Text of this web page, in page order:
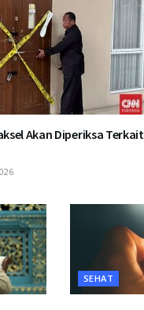
Akan Diperiksa Terkait
SEHAT